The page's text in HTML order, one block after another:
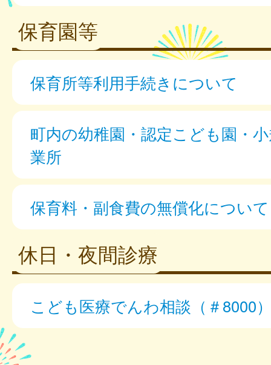
保育園等
保育所等利用手続きについて
町内の幼稚園・認定こども園・
業所
保育料・副食費の無償化について
休日・夜間診療
こども医療でんわ相談（＃8000